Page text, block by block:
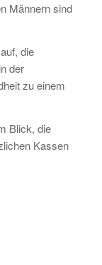
Männern sind
die
der
zu einem
Blick, die
Kassen